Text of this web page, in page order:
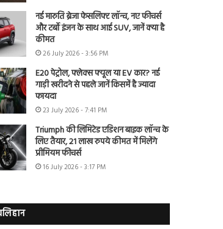
नई मारुति ब्रेजा फेसलिफ्ट लॉन्च, नए फीचर्स
और टर्बो इंजन के साथ आई SUV, जानें क्या है
कीमत
26 July 2026 - 3:56 PM
E20 पेट्रोल, फ्लेक्स फ्यूल या EV कार? नई
गाड़ी खरीदने से पहले जानें किसमें है ज्यादा
फायदा
23 July 2026 - 7:41 PM
Triumph की लिमिटेड एडिशन बाइक लॉन्च के
लिए तैयार, 21 लाख रुपये कीमत में मिलेंगे
प्रीमियम फीचर्स
16 July 2026 - 3:17 PM